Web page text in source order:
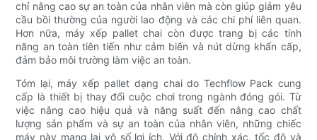
chỉ nâng cao sự an toàn của nhân viên mà còn giúp giảm yêu
cầu bồi thường của người lao động và các chi phí liên quan.
Hơn nữa, máy xếp pallet chai còn được trang bị các tính
năng an toàn tiên tiến như cảm biến và nút dừng khẩn cấp,
đảm bảo môi trường làm việc an toàn.
Tóm lại, máy xếp pallet dạng chai do Techflow Pack cung
cấp là thiết bị thay đổi cuộc chơi trong ngành đóng gói. Từ
việc nâng cao hiệu quả và năng suất đến nâng cao chất
lượng sản phẩm và sự an toàn của nhân viên, những chiếc
máy này mang lại vô số lợi ích. Với độ chính xác, tốc độ và